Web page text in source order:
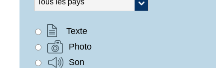
Texte
Photo
Son